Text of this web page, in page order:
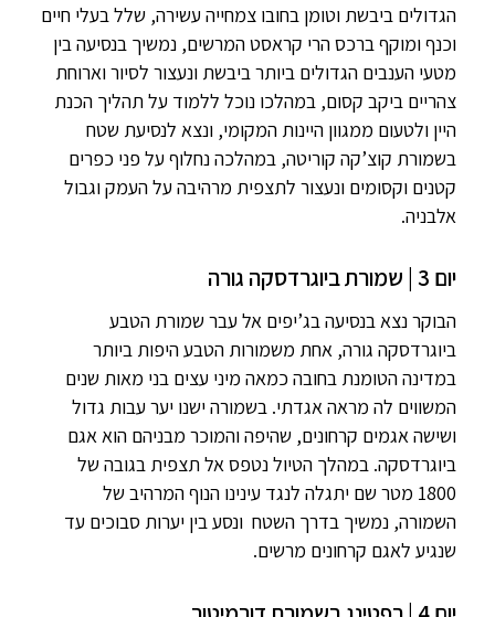
הגדולים ביבשת וטומן בחובו צמחייה עשירה, שלל בעלי חיים
וכנף ומוקף ברכס הרי קראסט המרשים, נמשיך בנסיעה בין
מטעי הענבים הגדולים ביותר ביבשת ונעצור לסיור וארוחת
צהריים ביקב קסום, במהלכו נוכל ללמוד על תהליך הכנת
היין ולטעום ממגוון היינות המקומי, ונצא לנסיעת שטח
בשמורת קוצ’קה קוריטה, במהלכה נחלוף על פני כפרים
קטנים וקסומים ונעצור לתצפית מרהיבה על העמק וגבול
אלבניה.
יום 3 | שמורת ביוגרדסקה גורה
הבוקר נצא בנסיעה בג’יפים אל עבר שמורת הטבע
ביוגרדסקה גורה, אחת משמורות הטבע היפות ביותר
במדינה הטומנת בחובה כמאה מיני עצים בני מאות שנים
המשווים לה מראה אגדתי. בשמורה ישנו יער עבות גדול
ושישה אגמים קרחונים, שהיפה והמוכר מבניהם הוא אגם
ביוגרדסקה. במהלך הטיול נטפס אל תצפית בגובה של
1800 מטר שם יתגלה לנגד עינינו הנוף המרהיב של
השמורה, נמשיך בדרך השטח ונסע בין יערות סבוכים עד
שנגיע לאגם קרחונים מרשים.